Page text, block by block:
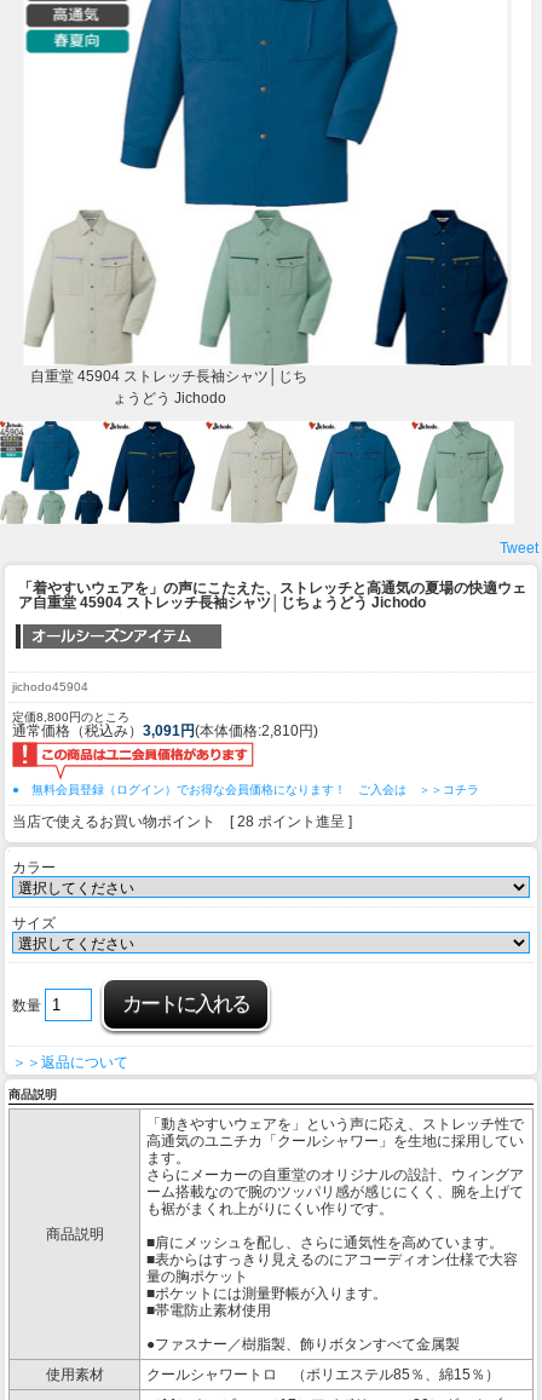
自重堂 45904 ストレッチ長袖シャツ│じち
ょうどう Jichodo
Tweet
「着やすいウェアを」の声にこたえた、ストレッチと高通気の夏場の快適ウェ
ア自重堂 45904 ストレッチ長袖シャツ│じちょうどう Jichodo
jichodo45904
定価8,800円のところ
通常価格（税込み） 3,091円(本体価格:2,810円)
● 無料会員登録（ログイン）でお得な会員価格になります！ ご入会は ＞＞コチラ
当店で使えるお買い物ポイント [ 28 ポイント進呈 ]
カラー
サイズ
数量
＞＞返品について
商品説明
商品説明
「動きやすいウェアを」という声に応え、ストレッチ性で
高通気のユニチカ「クールシャワー」を生地に採用してい
ます。
さらにメーカーの自重堂のオリジナルの設計、ウィングア
ーム搭載なので腕のツッパリ感が感じにくく、腕を上げて
も裾がまくれ上がりにくい作りです。
■肩にメッシュを配し、さらに通気性を高めています。
■表からはすっきり見えるのにアコーディオン仕様で大容
量の胸ポケット
■ポケットには測量野帳が入ります。
■帯電防止素材使用
●ファスナー／樹脂製、飾りボタンすべて金属製
使用素材
クールシャワートロ （ポリエステル85％、綿15％）